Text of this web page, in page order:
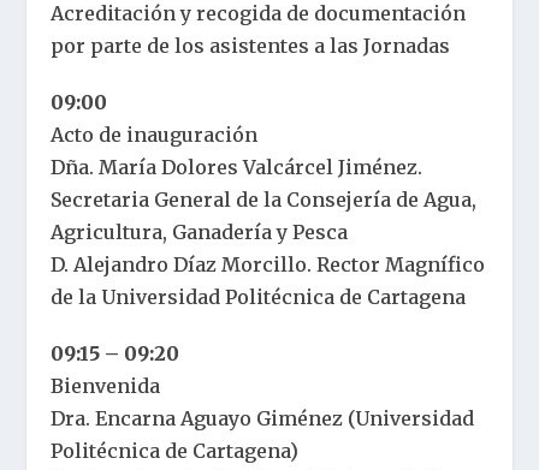
Acreditación y recogida de documentación
por parte de los asistentes a las Jornadas
09:00
Acto de inauguración
Dña. María Dolores Valcárcel Jiménez.
Secretaria General de la Consejería de Agua,
Agricultura, Ganadería y Pesca
D. Alejandro Díaz Morcillo. Rector Magnífico
de la Universidad Politécnica de Cartagena
09:15 – 09:20
Bienvenida
Dra. Encarna Aguayo Giménez (Universidad
Politécnica de Cartagena)